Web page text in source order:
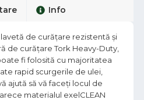
Info
de curățare rezistentă și
de curățare Tork Heavy-Duty,
fi folosită cu majoritatea
rapid scurgerile de ulei,
ajută să vă faceți locul de
materialul exelCLEAN